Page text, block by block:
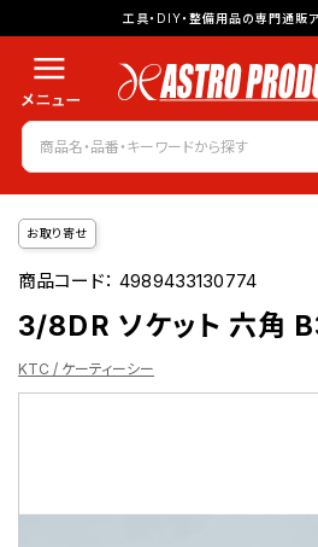
工具・DIY・整備用品の専門通販
お取り寄せ
商品コード：4989433130774
3/8DR ソケット 六角
KTC / ケーティーシー